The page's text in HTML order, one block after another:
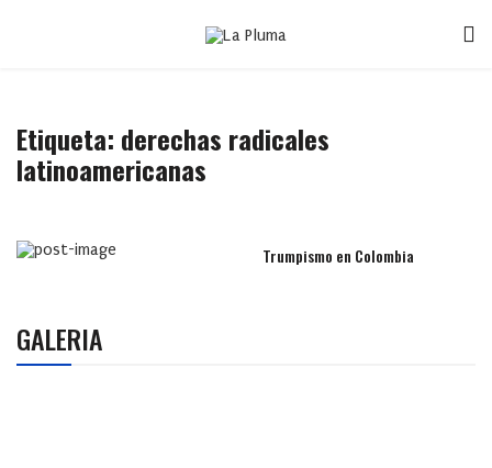
Etiqueta: derechas radicales
latinoamericanas
Trumpismo en Colombia
GALERIA